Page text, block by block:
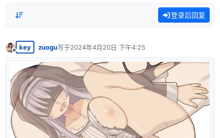
登录后回复
离线
key zuogu写于2024年4月20日 下午4:25
最后由 编辑